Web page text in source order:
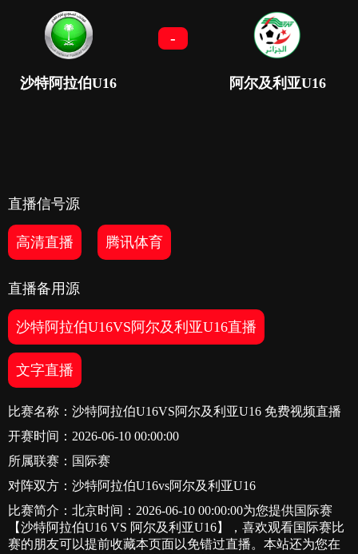
沙特阿拉伯U16
-
阿尔及利亚U16
直播信号源
高清直播 腾讯体育
直播备用源
沙特阿拉伯U16VS阿尔及利亚U16直播
文字直播
比赛名称：沙特阿拉伯U16VS阿尔及利亚U16 免费视频直播
开赛时间：2026-06-10 00:00:00
所属联赛： 国际赛
对阵双方：沙特阿拉伯U16vs阿尔及利亚U16
比赛简介：北京时间：2026-06-10 00:00:00为您提供国际赛
【沙特阿拉伯U16 VS 阿尔及利亚U16】，喜欢观看国际赛比
赛的朋友可以提前收藏本页面以免错过直播。本站还为您在